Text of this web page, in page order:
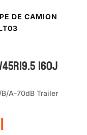
DE CAMION
160J
A-70dB Trailer
Prețul